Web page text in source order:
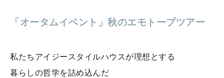
「オータムイベント」秋のエモトープツアー
私たちアイジースタイルハウスが理想とする
暮らしの哲学を詰め込んだ